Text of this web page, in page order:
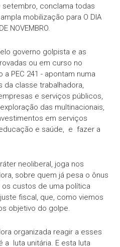
setembro, conclama todas
mobilização para O DIA
NOVEMBRO.
governo golpista e as
ou em curso no
PEC 241 - apontam numa
classe trabalhadora,
e serviços públicos,
das multinacionais,
em serviços
e saúde, e fazer a
neoliberal, joga nos
sobre quem já pesa o ônus
custos de uma política
fiscal, que, como viemos
objetivo do golpe.
organizada reagir a esses
luta unitária. E esta luta